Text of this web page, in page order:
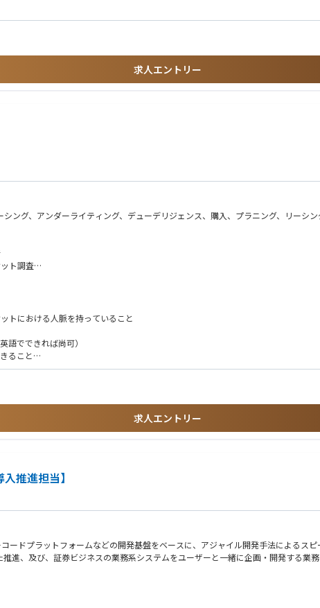
）等での情報セキュリティに関する業務経験
ル
求人エントリー
ング、アンダーライティング、デューデリジェンス、購入、プラニング、リーシ
ト調査
の連携）
など）との調整
トにおける人脈を持っていること
語でできれば尚可）
ること
求人エントリー
推進担当】
ードプラットフォームなどの開発基盤をベースに、アジャイル開発手法によるス
進、及び、証券ビジネスの業務系システムをユーザーと一緒に企画・開発する業